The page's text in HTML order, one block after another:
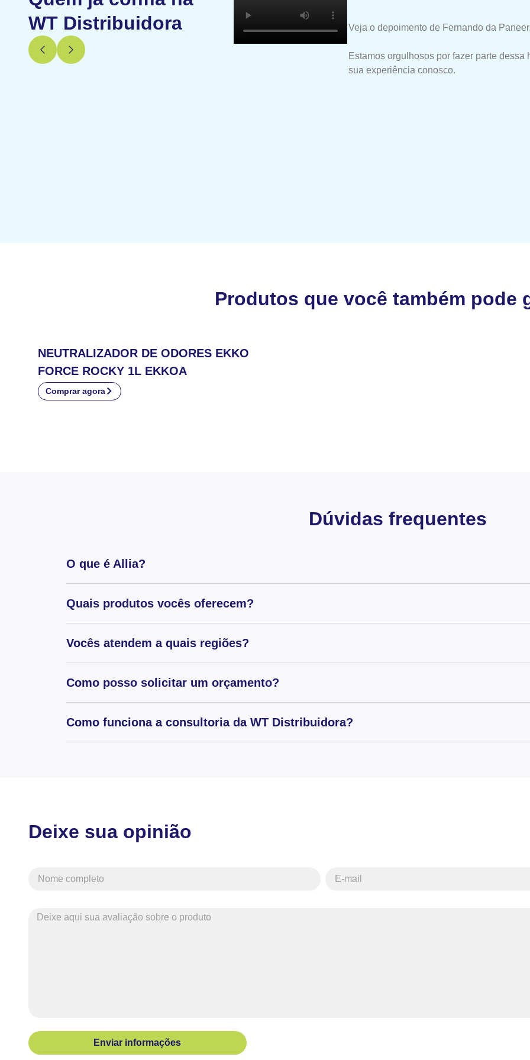
WT Distribuidora
Veja o depoimento de Fernando da
Estamos orgulhosos por fazer parte
sua experiência conosco.
Produtos que você também pode
NEUTRALIZADOR DE ODORES EKKO
FORCE ROCKY 1L EKKOA
Comprar agora
Dúvidas frequentes
O que é Allia?
Quais produtos vocês oferecem?
Vocês atendem a quais regiões?
Como posso solicitar um orçamento?
Como funciona a consultoria da WT Distribuidora?
Deixe sua opinião
Enviar informações